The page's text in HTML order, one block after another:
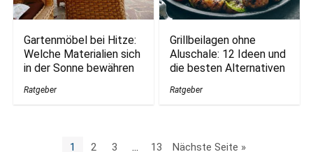
Gartenmöbel bei Hitze:
Welche Materialien sich
in der Sonne bewähren
Ratgeber
Grillbeilagen ohne
Aluschale: 12 Ideen und
die besten Alternativen
Ratgeber
1 2 3 … 13 Nächste Seite »